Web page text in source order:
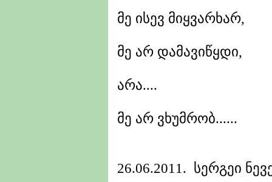
მე ისევ მიყვარხარ,
მე არ დამავიწყდი,
არა....
მე არ ვხუმრობ......
26.06.2011. სერგეი